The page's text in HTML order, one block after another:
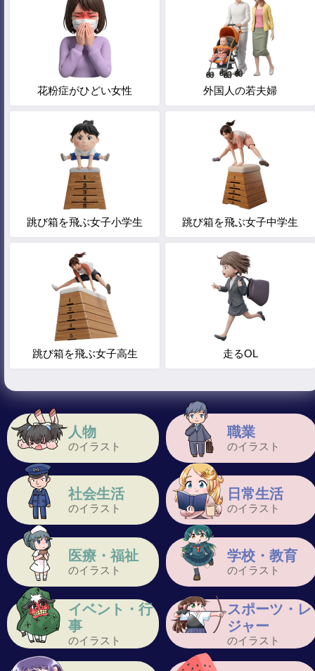
人物
のイラスト
職業
のイラスト
社会生活
のイラスト
日常生活
のイラスト
医療・福祉
のイラスト
学校・教育
のイラスト
イベント・行
事
のイラスト
スポーツ・レ
ジャー
のイラスト
花粉症がひどい女性 外国人の若夫婦
跳び箱を飛ぶ女子小学生 跳び箱を飛ぶ女子中学生
跳び箱を飛ぶ女子高生 走るOL